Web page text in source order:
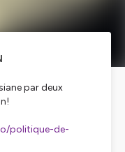
par deux
politique-de-